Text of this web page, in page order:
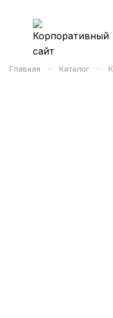
Главная – Каталог –